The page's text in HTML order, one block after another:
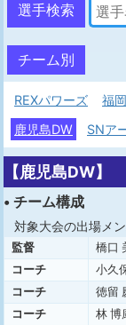
選手検索
チーム別
REXパワーズ 福
鹿児島DW
SNア
【鹿児島DW】
• チーム構成
対象大会の出場メ
監督
橋口
コーチ
小久
コーチ
徳留
コーチ
林 博